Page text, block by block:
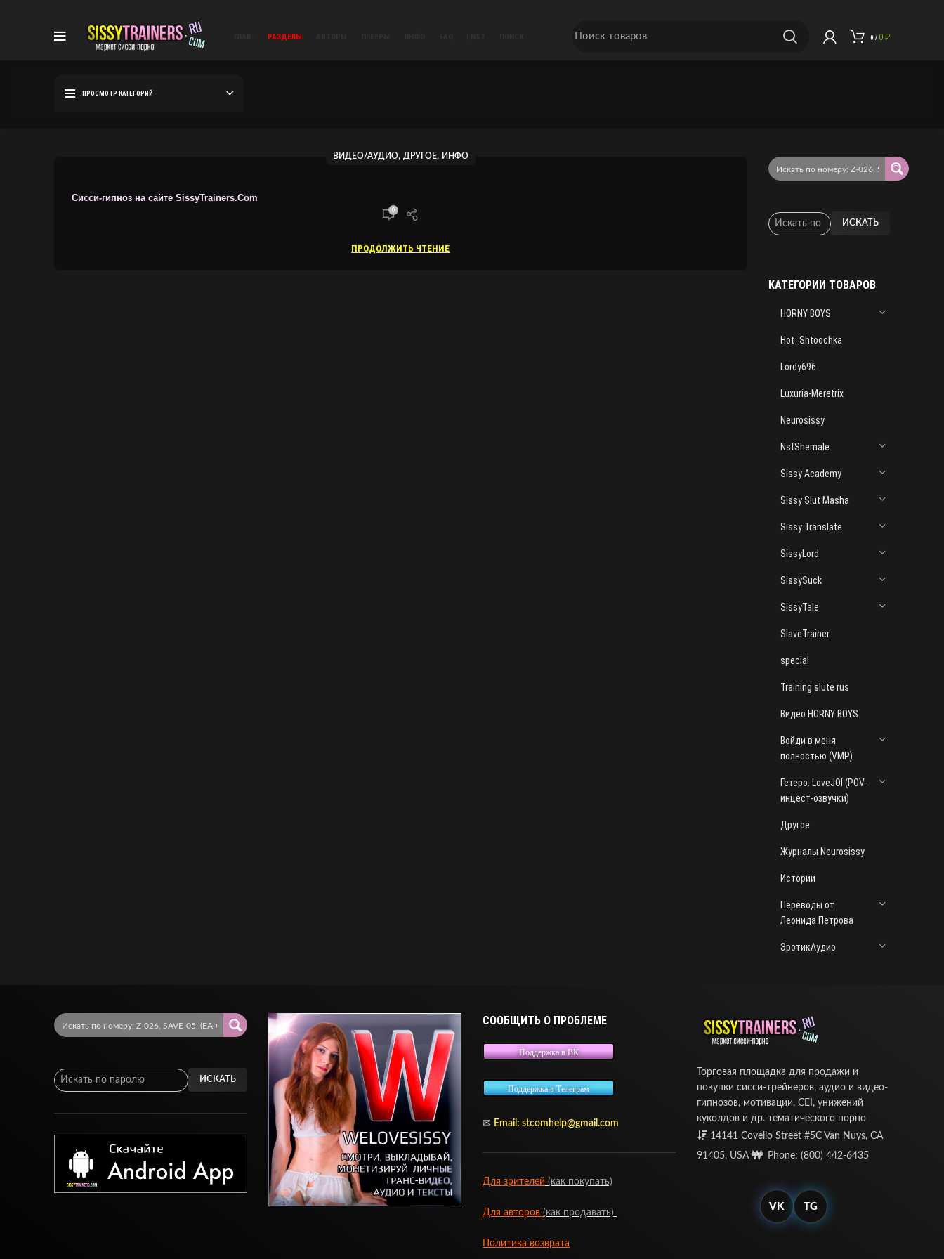
РАЗДЕЛЫ 0 / 0 ₽
ПРОСМОТР КАТЕГОРИЙ
ВИДЕО/АУДИО, ДРУГОЕ, ИНФО
Сисси-гипноз на сайте SissyTrainers.Com
0
ПРОДОЛЖИТЬ ЧТЕНИЕ
ИСКАТЬ
КАТЕГОРИИ ТОВАРОВ
HORNY BOYS
Hot_Shtoochka
Lordy696
Luxuria-Meretrix
Neurosissy
NstShemale
Sissy Academy
Sissy Slut Masha
Sissy Translate
SissyLord
SissySuck
SissyTale
SlaveTrainer
special
Training slute rus
Видео HORNY BOYS
Войди в меня
полностью (VMP)
Гетеро: LoveJOI (POV-
инцест-озвучки)
Другое
Журналы Neurosissy
Истории
Переводы от
Леонида Петрова
ЭротикАудио
ИСКАТЬ
СООБЩИТЬ О ПРОБЛЕМЕ
Поддержка в ВК
Поддержка в Телеграм
✉ Email: stcomhelp@gmail.com
Для зрителей (как покупать)
Для авторов (как продавать)
Политика возврата
Торговая площадка для продажи и
покупки сисси-трейнеров, аудио и видео-
гипнозов, мотивации, CEI, унижений
куколдов и др. тематического порно
14141 Covello Street #5C Van Nuys, CA
91405, USA
Phone: (800) 442-6435
VK TG